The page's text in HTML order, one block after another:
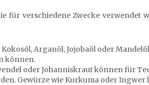
für verschiedene Zwecke verwendet
Arganöl, Jojobaöl oder
können.
oder Johanniskraut können für
Gewürze wie Kurkuma oder Ingwer